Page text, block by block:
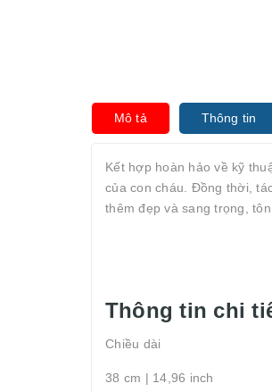
Mô tả Thông tin
Kết hợp hoàn hảo về kỹ
của con cháu. Đồng thời,
thêm đẹp và sang trọng,
Thông tin chi
Chiều dài
38 cm | 14,96 inch